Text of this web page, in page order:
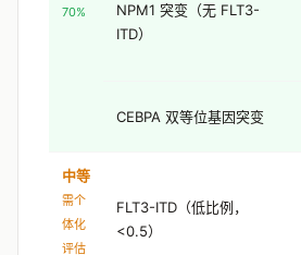
70%
NPM1 突变（无 FLT3-
ITD）
CEBPA 双等位基因突变
中等
需个
体化
评估
FLT3-ITD（低比例，
<0.5）